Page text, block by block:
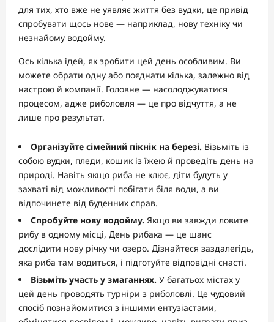
для тих, хто вже не уявляє життя без вудки, це привід
спробувати щось нове — наприклад, нову техніку чи
незнайому водойму.
Ось кілька ідей, як зробити цей день особливим. Ви
можете обрати одну або поєднати кілька, залежно від
настрою й компанії. Головне — насолоджуватися
процесом, адже риболовля — це про відчуття, а не
лише про результат.
Організуйте сімейний пікнік на березі. Візьміть із
собою вудки, пледи, кошик із їжею й проведіть день на
природі. Навіть якщо риба не клює, діти будуть у
захваті від можливості побігати біля води, а ви
відпочинете від буденних справ.
Спробуйте нову водойму. Якщо ви завжди ловите
рибу в одному місці, День рибака — це шанс
дослідити нову річку чи озеро. Дізнайтеся заздалегідь,
яка риба там водиться, і підготуйте відповідні снасті.
Візьміть участь у змаганнях. У багатьох містах у
цей день проводять турніри з риболовлі. Це чудовий
спосіб познайомитися з іншими ентузіастами,